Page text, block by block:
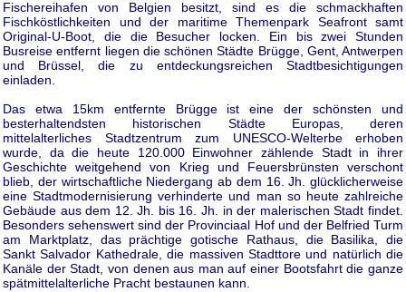
Fischereihafen von Belgien besitzt, sind es die schmackhaften
Fischköstlichkeiten und der maritime Themenpark Seafront samt
Original-U-Boot, die die Besucher locken. Ein bis zwei Stunden
Busreise entfernt liegen die schönen Städte Brügge, Gent, Antwerpen
und Brüssel, die zu entdeckungsreichen Stadtbesichtigungen
einladen.
Das etwa 15km entfernte Brügge ist eine der schönsten und
besterhaltendsten historischen Städte Europas, deren
mittelalterliches Stadtzentrum zum UNESCO-Welterbe erhoben
wurde, da die heute 120.000 Einwohner zählende Stadt in ihrer
Geschichte weitgehend von Krieg und Feuersbrünsten verschont
blieb, der wirtschaftliche Niedergang ab dem 16. Jh. glücklicherweise
eine Stadtmodernisierung verhinderte und man so heute zahlreiche
Gebäude aus dem 12. Jh. bis 16. Jh. in der malerischen Stadt findet.
Besonders sehenswert sind der Provinciaal Hof und der Belfried Turm
am Marktplatz, das prächtige gotische Rathaus, die Basilika, die
Sankt Salvador Kathedrale, die massiven Stadttore und natürlich die
Kanäle der Stadt, von denen aus man auf einer Bootsfahrt die ganze
spätmittelalterliche Pracht bestaunen kann.